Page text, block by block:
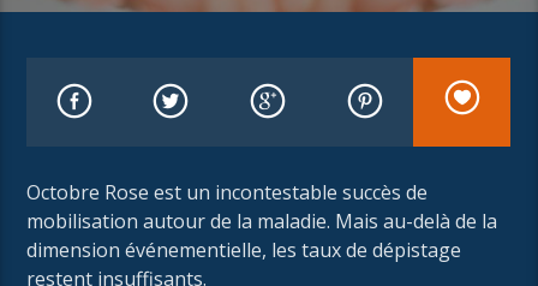
Octobre Rose est un incontestable succès de
mobilisation autour de la maladie. Mais au-delà de la
dimension événementielle, les taux de dépistage
restent insuffisants.